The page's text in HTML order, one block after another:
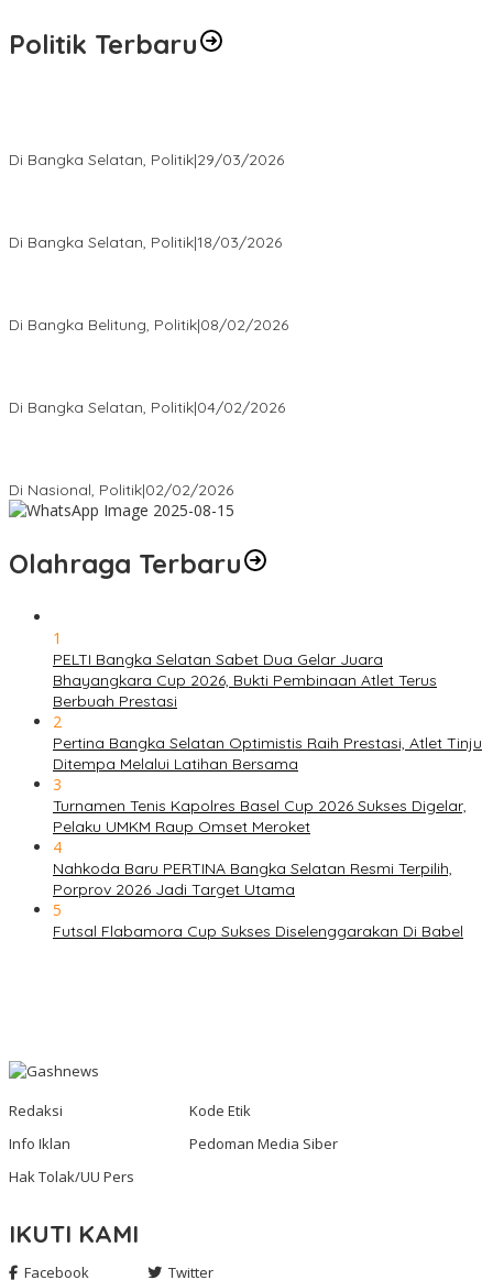
Politik Terbaru
Di Bangka Selatan, Politik|29/03/2026
Di Bangka Selatan, Politik|18/03/2026
Di Bangka Belitung, Politik|08/02/2026
Di Bangka Selatan, Politik|04/02/2026
Di Nasional, Politik|02/02/2026
Olahraga Terbaru
1
PELTI Bangka Selatan Sabet Dua Gelar Juara
Bhayangkara Cup 2026, Bukti Pembinaan Atlet Terus
Berbuah Prestasi
2
Pertina Bangka Selatan Optimistis Raih Prestasi, Atlet Tinju
Ditempa Melalui Latihan Bersama
3
Turnamen Tenis Kapolres Basel Cup 2026 Sukses Digelar,
Pelaku UMKM Raup Omset Meroket
4
Nahkoda Baru PERTINA Bangka Selatan Resmi Terpilih,
Porprov 2026 Jadi Target Utama
5
Futsal Flabamora Cup Sukses Diselenggarakan Di Babel
Redaksi
Kode Etik
Info Iklan
Pedoman Media Siber
Hak Tolak/UU Pers
IKUTI KAMI
Facebook Twitter